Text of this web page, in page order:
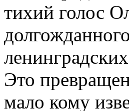
тихий голос
Это
мало кому